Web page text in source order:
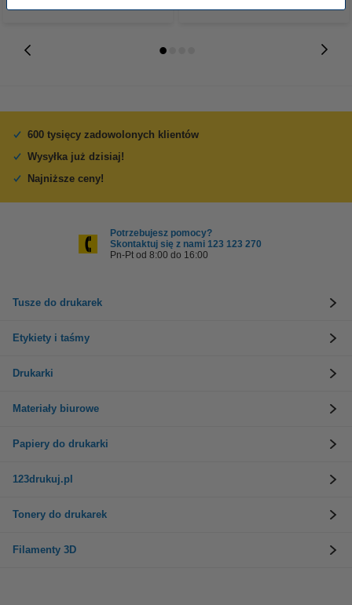
600 tysięcy zadowolonych klientów
Wysyłka już dzisiaj!
Najniższe ceny!
Potrzebujesz pomocy?
Skontaktuj się z nami 123 123 270
Pn-Pt od 8:00 do 16:00
Tusze do drukarek
Etykiety i taśmy
Drukarki
Materiały biurowe
Papiery do drukarki
123drukuj.pl
Tonery do drukarek
Filamenty 3D